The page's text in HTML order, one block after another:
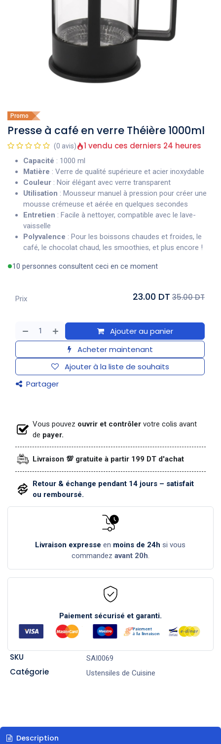
Promo
Presse à café en verre Théière 1000ml
(0 avis) 1 vendu ces derniers 24 heures
Capacité : 1000 ml
Matière : Verre de qualité supérieure et acier inoxydable
Couleur : Noir élégant avec verre transparent
Utilisation : Mousseur manuel à pression pour créer une
mousse crémeuse et aérée en quelques secondes
Entretien : Facile à nettoyer, compatible avec le lave-
vaisselle
Polyvalence : Pour les boissons chaudes et froides, le
café, le chocolat chaud, les smoothies, et plus encore !
10 personnes consultent ceci en ce moment
Ajouter au panier
Acheter maintenant
Ajouter à la liste de souhaits
Partager
Prix 23.00 DT 35.00 DT
Vous pouvez ouvrir et contrôler votre colis avant
de payer.
Livraison 💯 gratuite à partir 199 DT d'achat
Retour & échange pendant 14 jours – satisfait
ou remboursé.
Livraison expresse en moins de 24h si vous
commandez avant 20h.
Paiement sécurisé et garanti.
SKU SAI0069
Catégorie Ustensiles de Cuisine
Description